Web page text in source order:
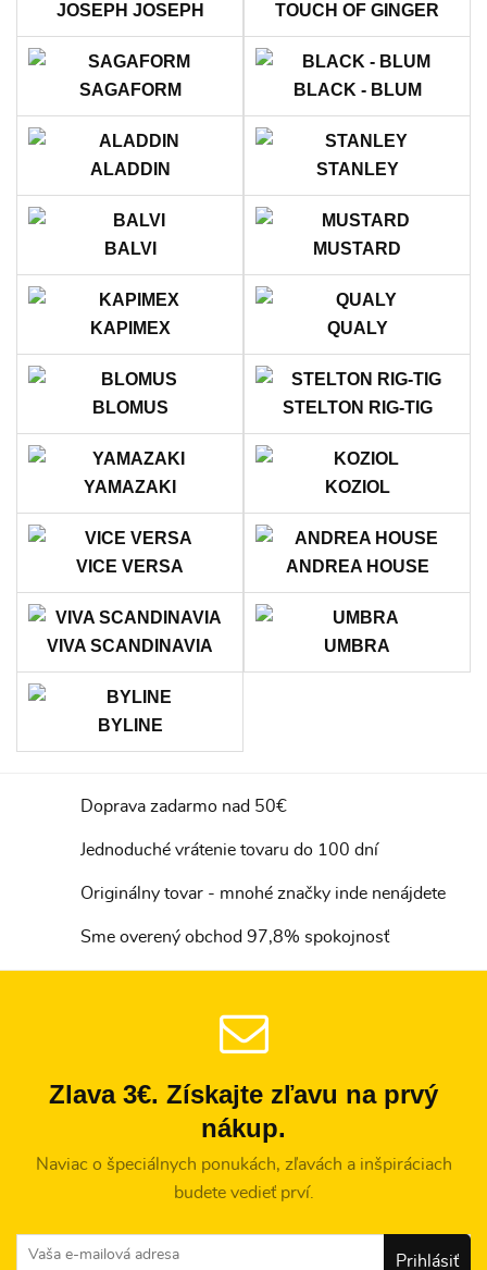
JOSEPH JOSEPH TOUCH OF GINGER
SAGAFORM BLACK - BLUM
ALADDIN STANLEY
BALVI MUSTARD
KAPIMEX QUALY
BLOMUS STELTON RIG-TIG
YAMAZAKI KOZIOL
VICE VERSA ANDREA HOUSE
VIVA SCANDINAVIA UMBRA
BYLINE
Doprava zadarmo nad 50€
Jednoduché vrátenie tovaru do 100 dní
Originálny tovar - mnohé značky inde nenájdete
Sme overený obchod 97,8% spokojnosť
Zlava 3€. Získajte zľavu na prvý
nákup.
Naviac o špeciálnych ponukách, zľavách a inšpiráciach
budete vedieť prví.